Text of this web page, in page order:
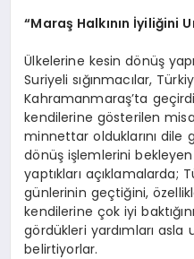
“Maraş Halkının İyiliğini
Ülkelerine kesin dönüş
Suriyeli sığınmacılar,
Kahramanmaraş’ta
kendilerine gösterilen
minnettar olduklarını dile
dönüş işlemlerini
yaptıkları açıklamalarda;
günlerinin geçtiğini,
kendilerine çok iyi
gördükleri yardımları asla
belirtiyorlar.